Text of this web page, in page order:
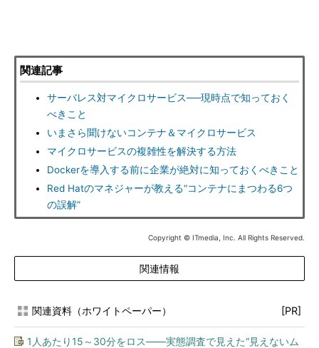
関連記事
サーバレス対マイクロサービス──現時点で知っておく
べきこと
いまさら聞けないコンテナ＆マイクロサービス
マイクロサービスの複雑性を解決する方法
Dockerを導入する前に企業が絶対に知っておくべきこと
Red Hatのマネジャーが教える“コンテナにまつわる6つ
の誤解”
Copyright © ITmedia, Inc. All Rights Reserved.
関連情報
関連資料（ホワイトペーパー） [PR]
1人あたり15～30分をロス――実態調査で見えた“見えないム